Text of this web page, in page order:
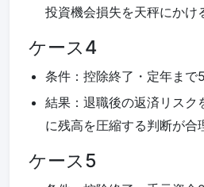
投資機会損失を天秤にかけ
ケース4
条件：控除終了・定年まで
結果：退職後の返済リスク
に残高を圧縮する判断が合
ケース5